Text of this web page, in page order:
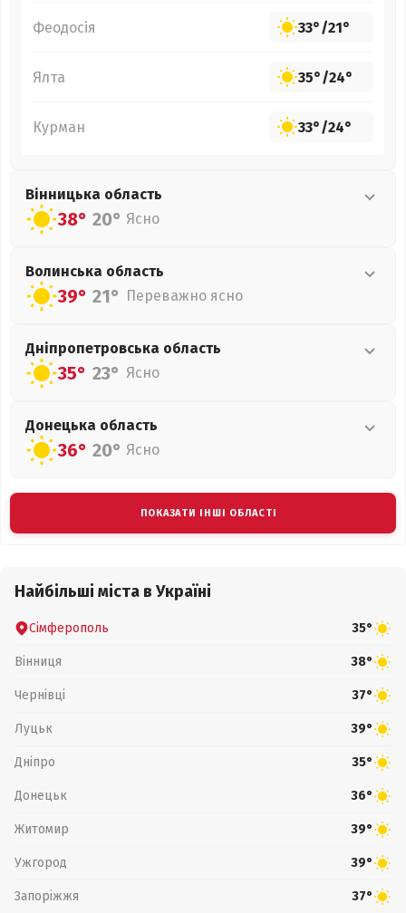
Феодосія 33°/21°
Ялта 35°/24°
Курман 33°/24°
Вінницька область
38° 20° Ясно
Волинська область
39° 21° Переважно ясно
Дніпропетровська область
35° 23° Ясно
Донецька область
36° 20° Ясно
ПОКАЗАТИ ІНШІ ОБЛАСТІ
Найбільші міста в Україні
Сімферополь 35°
Вінниця 38°
Чернівці 37°
Луцьк 39°
Дніпро 35°
Донецьк 36°
Житомир 39°
Ужгород 39°
Запоріжжя 37°